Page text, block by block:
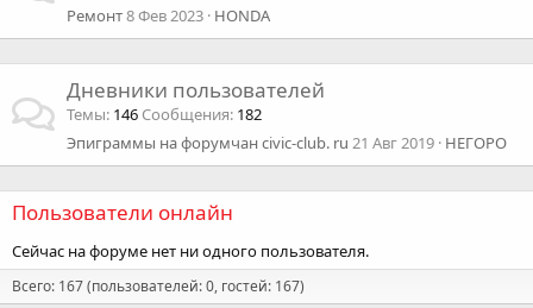
Ремонт8 Фев 2023 HONDA
Дневники пользователей
Темы 146 Сообщения 182
Эпиграммы на форумчан civic-club. ru 21 Авг 2019 НЕГОРО
Пользователи онлайн
Сейчас на форуме нет ни одного пользователя.
Всего: 167 (пользователей: 0, гостей: 167)